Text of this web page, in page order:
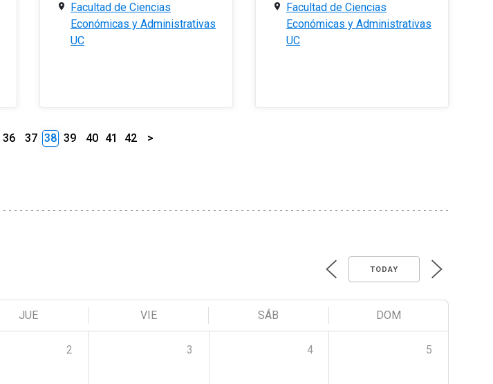
Facultad de Ciencias
Económicas y Administrativas
UC
Facultad de Ciencias
Económicas y Administrativas
UC
36 37 38 39 40 41 42 >
TODAY
JUE VIE SÁB DOM
2 3 4 5